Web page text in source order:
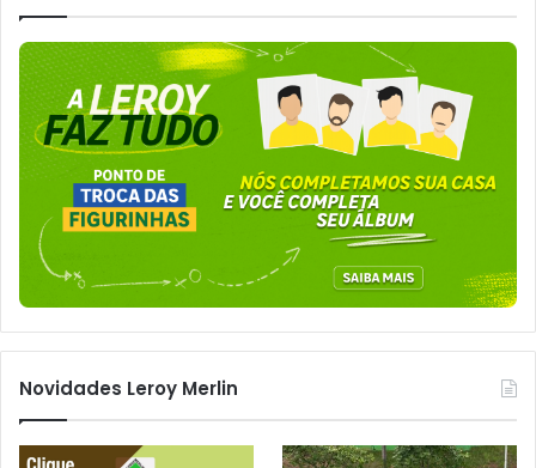
Novidades Leroy Merlin